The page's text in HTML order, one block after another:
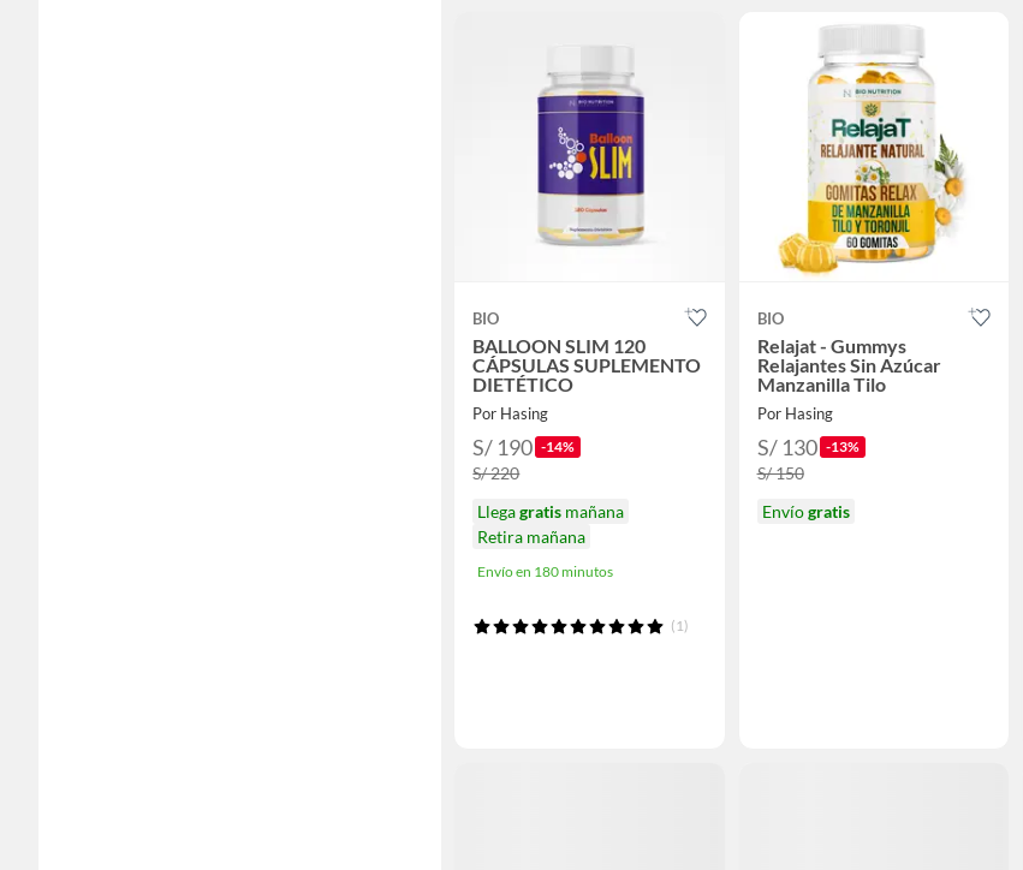
BIO
BALLOON SLIM 120
CÁPSULAS SUPLEMENTO
DIETÉTICO
Por Hasing
S/ 190 -14%
S/ 220
Llegagratis mañana
Retira mañana
Envío en 180 minutos
(1)
BIO
Relajat - Gummys
Relajantes Sin Azúcar
Manzanilla Tilo
Por Hasing
S/ 130 -13%
S/ 150
Envíogratis